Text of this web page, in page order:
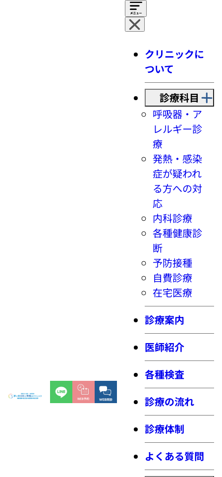
クリニックに
ついて
診療科目
呼吸器・ア
レルギー診
療
発熱・感染
症が疑われ
る方への対
応
内科診療
各種健康診
断
予防接種
自費診療
在宅医療
診療案内
医師紹介
各種検査
診療の流れ
診療体制
よくある質問